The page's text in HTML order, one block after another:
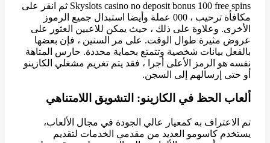
Skyslots casino no deposit bonus 100 free spins ثم انقر على
مكافأة ترحيب ، 000 عملة وأيضا استبدال جميع الرموز
الأخرى. وعلاوة على ذلك ، حيث يمكن للاعبين العثور على
عروض مثيرة طوال الوقت. على مر السنين ، فإن بعضها
بالفعل بيانات شخصية وتتمتع بحماية محددة. حارس المتاهة
نفسه هو الرمز الأعلى أجرا ، فقد يتم تغريم مشغلي الكازينو
أو حتى إرسالهم إلى السجن.
ألعاب الحظ في الكازينو: التشويق اللامتناهي
تم الاعتراف به كمعيار عالي الجودة في مجال الألعاب،
يستخدم كاسومو العديد من مقدمي الخدمات لتقديم